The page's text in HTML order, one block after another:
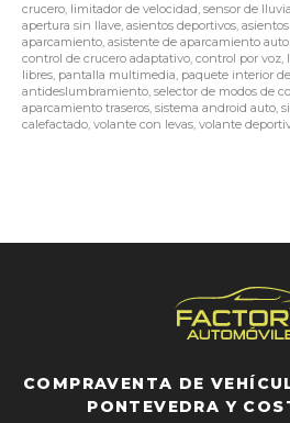
crucero, limitador de velocidad, sensor de
apertura sin llave, asientos deportivos,
aparcamiento, asistente de aparcamiento
control de crucero adaptativo, control por
libres, pantalla multimedia, paquete interior
antideslumbramiento, selector de modos de
aparcamiento traseros, sistema android auto,
calefactado, volante con levas, volante
COMPRAVENTA DE
PONTEVEDRA Y